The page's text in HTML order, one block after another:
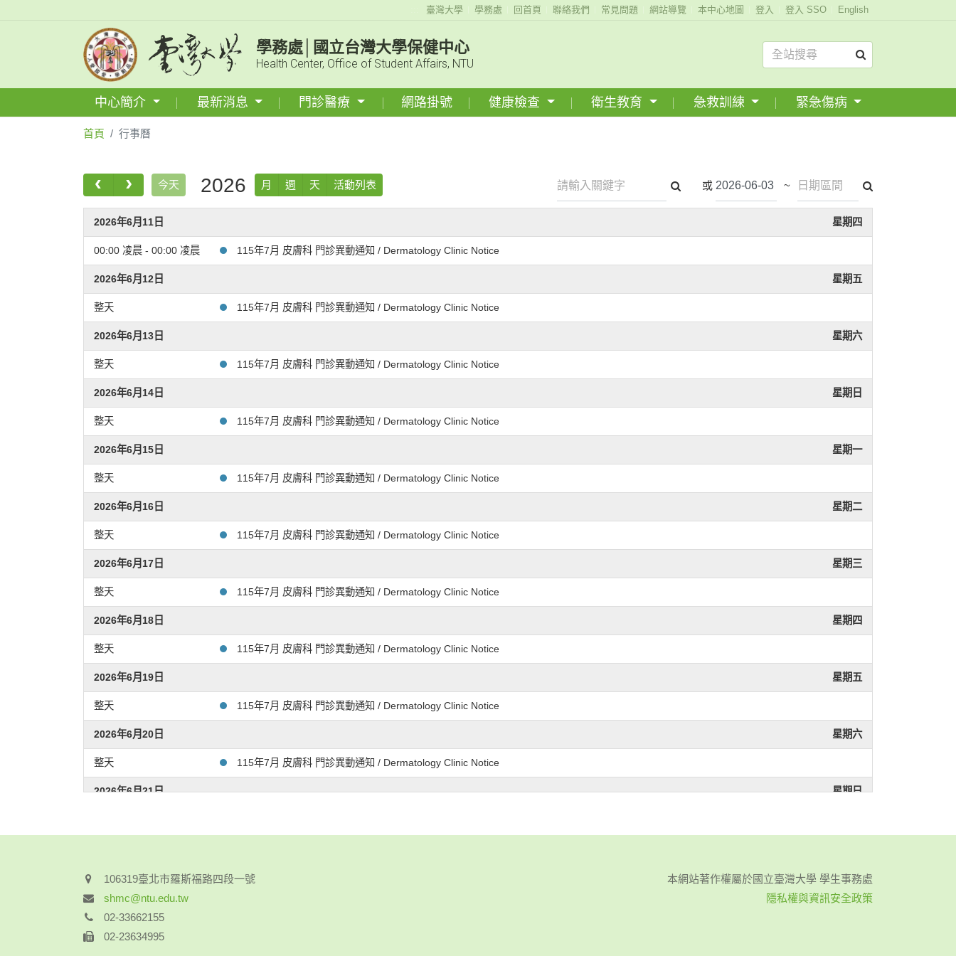
臺灣大學 學務處 回首頁 聯絡我們 常見問題 網站導覽 本中心地圖 登入 登入 SSO English
學務處│國立台灣大學保健中心
Health Center, Office of Student Affairs, NTU
中心簡介 最新消息 門診醫療 網路掛號 健康檢查 衛生教育 急救訓練 緊急傷病
首頁 行事曆
今天 2026 月 週 天 活動列表
2026年6月11日 星期四
00:00 凌晨 - 00:00 凌晨 115年7月 皮膚科 門診異動通知 / Dermatology Clinic Notice
2026年6月12日 星期五
整天 115年7月 皮膚科 門診異動通知 / Dermatology Clinic Notice
2026年6月13日 星期六
整天 115年7月 皮膚科 門診異動通知 / Dermatology Clinic Notice
2026年6月14日 星期日
整天 115年7月 皮膚科 門診異動通知 / Dermatology Clinic Notice
2026年6月15日 星期一
整天 115年7月 皮膚科 門診異動通知 / Dermatology Clinic Notice
2026年6月16日 星期二
整天 115年7月 皮膚科 門診異動通知 / Dermatology Clinic Notice
2026年6月17日 星期三
整天 115年7月 皮膚科 門診異動通知 / Dermatology Clinic Notice
2026年6月18日 星期四
整天 115年7月 皮膚科 門診異動通知 / Dermatology Clinic Notice
2026年6月19日 星期五
整天 115年7月 皮膚科 門診異動通知 / Dermatology Clinic Notice
2026年6月20日 星期六
整天 115年7月 皮膚科 門診異動通知 / Dermatology Clinic Notice
2026年6月21日 星期日
整天 115年7月 皮膚科 門診異動通知 / Dermatology Clinic Notice
2026年6月23日 星期二
整天
或 ~
或
~
106319臺北市羅斯福路四段一號
shmc@ntu.edu.tw
02-33662155
02-23634995
本網站著作權屬於國立臺灣大學 學生事務處
隱私權與資訊安全政策